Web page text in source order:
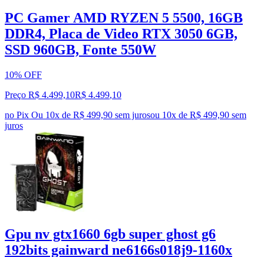
PC Gamer AMD RYZEN 5 5500, 16GB
DDR4, Placa de Video RTX 3050 6GB,
SSD 960GB, Fonte 550W
10% OFF
Preço R$ 4.499,10R$ 4.499,10
no Pix Ou 10x de R$ 499,90 sem jurosou 10x de R$ 499,90 sem
juros
Gpu nv gtx1660 6gb super ghost g6
192bits gainward ne6166s018j9-1160x